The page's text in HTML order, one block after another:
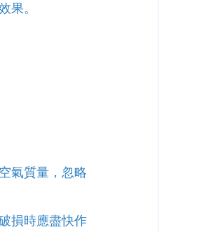
果。
氣質量，忽略
損時應盡快作